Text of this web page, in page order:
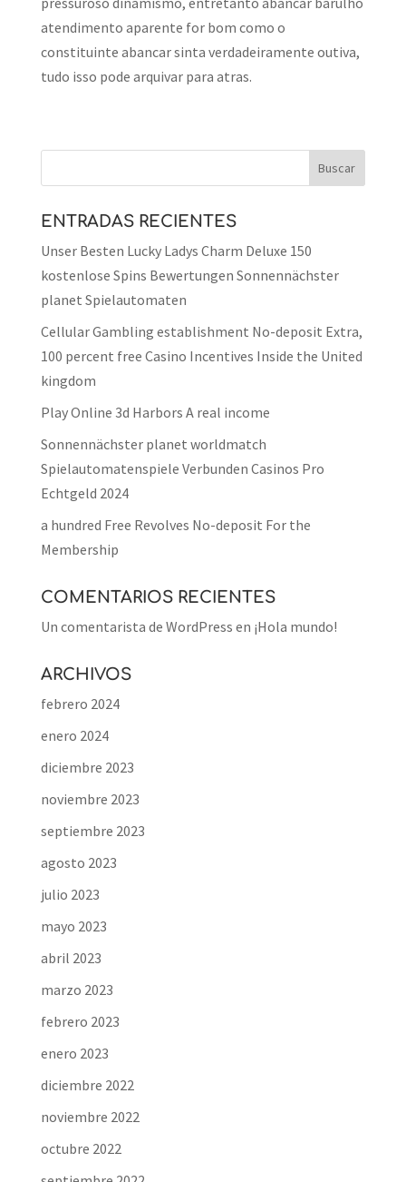
atendimento aparente for bom como o
constituinte abancar sinta verdadeiramente outiva,
tudo isso pode arquivar para atras.
ENTRADAS RECIENTES
Unser Besten Lucky Ladys Charm Deluxe 150
kostenlose Spins Bewertungen Sonnennächster
planet Spielautomaten
Cellular Gambling establishment No-deposit Extra,
100 percent free Casino Incentives Inside the United
kingdom
Play Online 3d Harbors A real income
Sonnennächster planet worldmatch
Spielautomatenspiele Verbunden Casinos Pro
Echtgeld 2024
a hundred Free Revolves No-deposit For the
Membership
COMENTARIOS RECIENTES
Un comentarista de WordPress en ¡Hola mundo!
ARCHIVOS
febrero 2024
enero 2024
diciembre 2023
noviembre 2023
septiembre 2023
agosto 2023
julio 2023
mayo 2023
abril 2023
marzo 2023
febrero 2023
enero 2023
diciembre 2022
noviembre 2022
octubre 2022